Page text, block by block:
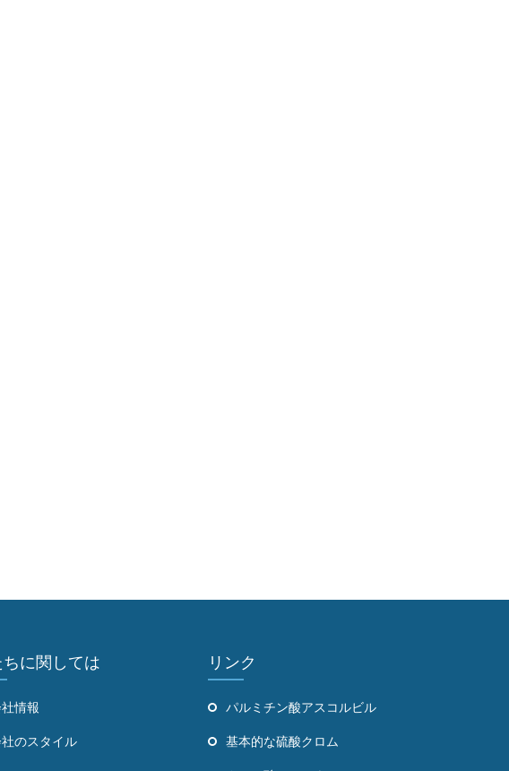
に関しては
情報
のスタイル
リンク
パルミチン酸アスコルビル
基本的な硫酸クロム